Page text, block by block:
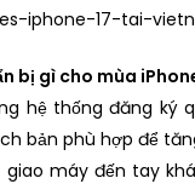
bị gì cho mùa
hệ thống đăng
bản phù hợp để
giao máy đến tay